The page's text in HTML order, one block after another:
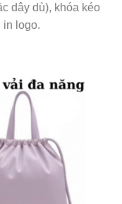
dây dù), khóa kéo
in logo.